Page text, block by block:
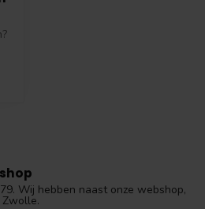
Wij hebben naast onze webshop,